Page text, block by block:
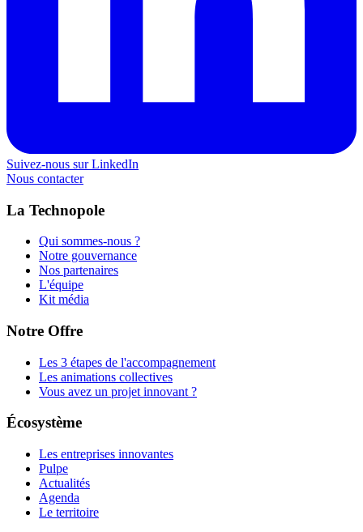
Suivez-nous sur LinkedIn
Nous contacter
La Technopole
Qui sommes-nous ?
Notre gouvernance
Nos partenaires
L'équipe
Kit média
Notre Offre
Les 3 étapes de l'accompagnement
Les animations collectives
Vous avez un projet innovant ?
Écosystème
Les entreprises innovantes
Pulpe
Actualités
Agenda
Le territoire